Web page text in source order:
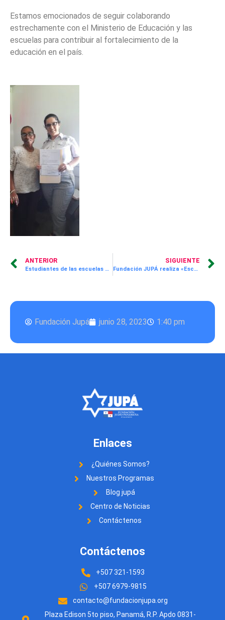
Estamos emocionados de seguir colaborando
estrechamente con el Ministerio de Educación y las
escuelas para contribuir al fortalecimiento de la
educación en el país.
ANTERIOR
Estudiantes de las escuelas República de México y Puerto Rico reciben charla de prevención de incendio por parte de Panagas y Fundación JUPÁ
SIGUIENTE
Fundación JUPÁ realiza «Escuela para Padres» en la escuela Octavio M. Pereira con temas emocionales es fundamental para brindar un apoyo sólido a sus hijos.
Fundación Jupá junio 28, 2023 1:40 pm
Enlaces
¿Quiénes Somos?
Nuestros Programas
Blog jupá
Centro de Noticias
Contáctenos
Contáctenos
+507 321-1593
+507 6979-9815
contacto@fundacionjupa.org
Plaza Edison 5to piso, Panamá, R.P. Apdo 0831-